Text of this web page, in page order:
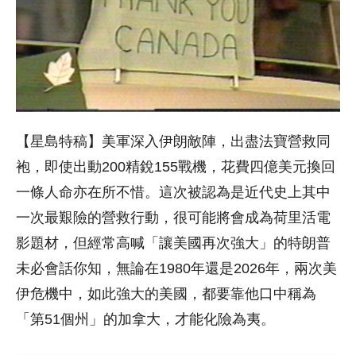
【星島特稿】美軍深入伊朗敵陣，出盡法寶營救同
袍，即使出動200精銳155戰機，花費四億美元換回
一條人命亦在所不惜。這次被認為是近代史上其中
一次最艱險的營救行動，很可能將會成為荷里活電
影題材，但經常高喊「讓美國再次強大」的特朗普
未必會話你知，無論在1980年還是2026年，兩次美
伊危機中，如此強大的美國，都要靠他口中稱為
「第51個州」的加拿大，才能化險為夷。